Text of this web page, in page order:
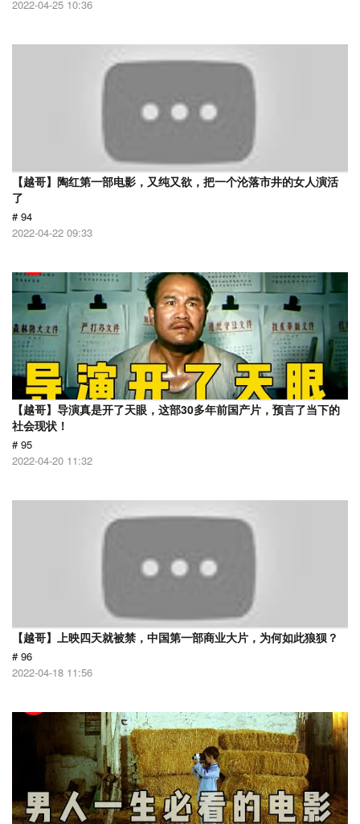
2022-04-25 10:36
【越哥】陶红第一部电影，又纯又欲，把一个沦落市井的女人演活
了
# 94
2022-04-22 09:33
【越哥】导演真是开了天眼，这部30多年前国产片，预言了当下的
社会现状！
# 95
2022-04-20 11:32
【越哥】上映四天就被禁，中国第一部商业大片，为何如此狼狈？
# 96
2022-04-18 11:56